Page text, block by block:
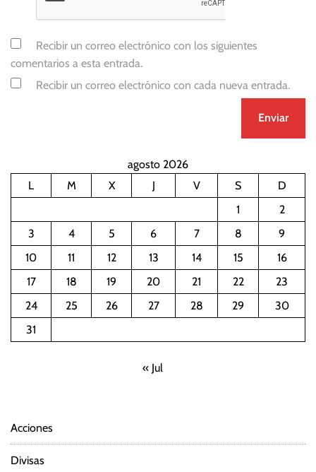
Recibir un correo electrónico con los siguientes
comentarios a esta entrada.
Recibir un correo electrónico con cada nueva entrada.
agosto 2026
L
M X J V S
D
1
2
3
4 5 6 7 8
9
10
11 12 13 14 15
16
17
18 19 20 21 22
23
24
25 26 27 28 29
30
31
« Jul
Acciones
Divisas